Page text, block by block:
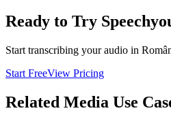
Ready to Try
Start transcribing your audio in
Start FreeView Pricing
Related Media Use